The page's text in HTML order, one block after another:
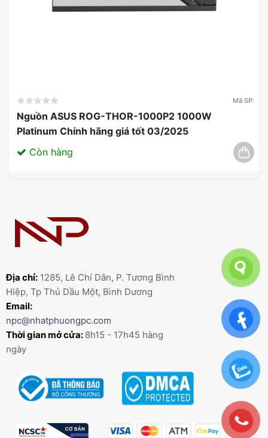
Mã SP:
Nguồn ASUS ROG-THOR-1000P2 1000W
Platinum Chính hãng giá tốt 03/2025
Còn hàng
Địa chỉ: 1285, Lê Chí Dân, P. Tương Bình
Hiệp, Tp Thủ Dầu Một, Bình Dương
Email:
npc@nhatphuongpc.com
Thời gian mở cửa: 8h15 - 17h45 hàng
ngày